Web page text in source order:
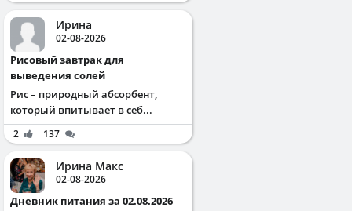
Ирина
02-08-2026
Рисовый завтрак для
выведения солей
Рис – природный абсорбент,
который впитывает в себ...
2 137
Ирина Макс
02-08-2026
Дневник питания за 02.08.2026